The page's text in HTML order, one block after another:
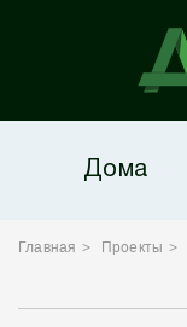
Дома
Главная Проекты